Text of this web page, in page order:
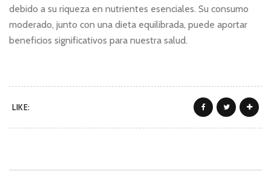
debido a su riqueza en nutrientes esenciales. Su consumo
moderado, junto con una dieta equilibrada, puede aportar
beneficios significativos para nuestra salud.
LIKE: